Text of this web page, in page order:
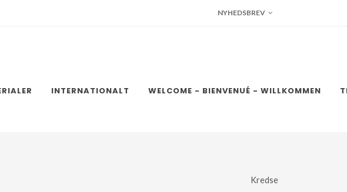
NYHEDSBREV
INTERNATIONALT WELCOME - BIENVENUÉ - WILLKOMMEN
Kredse